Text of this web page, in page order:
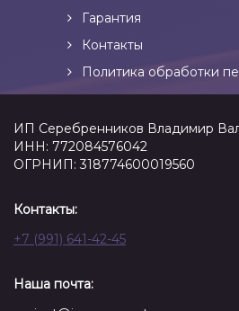
Гарантия
Контакты
Политика обработки
ИП Серебренников Владимир
ИНН: 772084576042
ОГРНИП: 318774600019560
Контакты:
+7 (991) 641-42-45
Наша почта: